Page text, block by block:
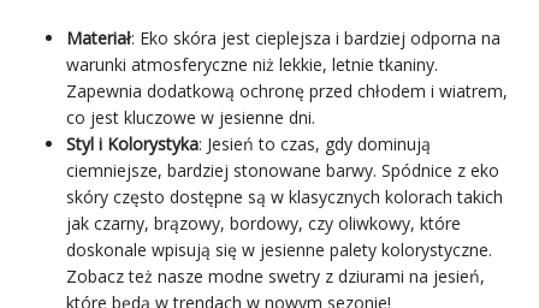
Materiał: Eko skóra jest cieplejsza i bardziej odporna na
warunki atmosferyczne niż lekkie, letnie tkaniny.
Zapewnia dodatkową ochronę przed chłodem i wiatrem,
co jest kluczowe w jesienne dni.
Styl i Kolorystyka: Jesień to czas, gdy dominują
ciemniejsze, bardziej stonowane barwy. Spódnice z eko
skóry często dostępne są w klasycznych kolorach takich
jak czarny, brązowy, bordowy, czy oliwkowy, które
doskonale wpisują się w jesienne palety kolorystyczne.
Zobacz też nasze modne swetry z dziurami na jesień,
które będą w trendach w nowym sezonie!